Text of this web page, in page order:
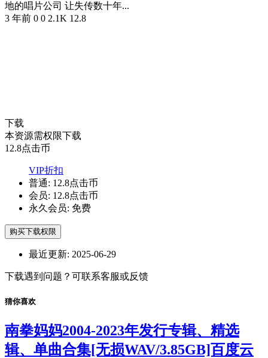
地的唱片公司 让失传数十年...
3 年前 0 0 2.1K 12.8
下载
本资源需权限下载
12.8点击币
VIP折扣
普通: 12.8点击币
会员: 12.8点击币
永久会员: 免费
购买下载权限
最近更新: 2025-06-29
下载遇到问题？可联系客服或反馈
猜你喜欢
南拳妈妈2004-2023年发行专辑、精选
辑、单曲合集[无损WAV/3.85GB]百度云